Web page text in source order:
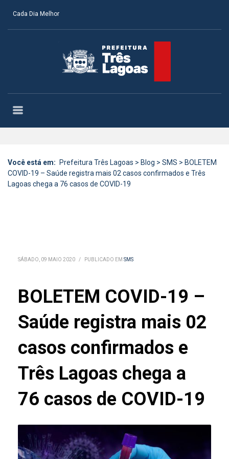
Cada Dia Melhor
Você está em: Prefeitura Três Lagoas > Blog > SMS > BOLETEM
COVID-19 – Saúde registra mais 02 casos confirmados e Três
Lagoas chega a 76 casos de COVID-19
SÁBADO, 09 MAIO 2020 / PUBLICADO EM SMS
BOLETEM COVID-19 –
Saúde registra mais 02
casos confirmados e
Três Lagoas chega a
76 casos de COVID-19